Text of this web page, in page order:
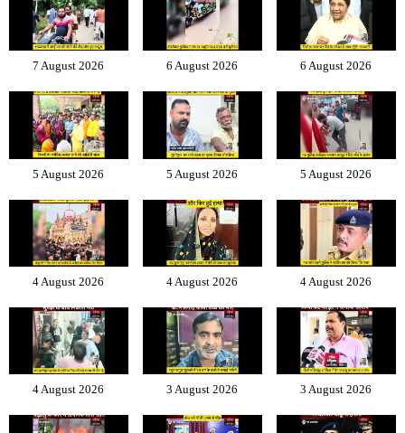
7 August 2026 6 August 2026 6 August 2026
5 August 2026 5 August 2026 5 August 2026
4 August 2026 4 August 2026 4 August 2026
4 August 2026 3 August 2026 3 August 2026